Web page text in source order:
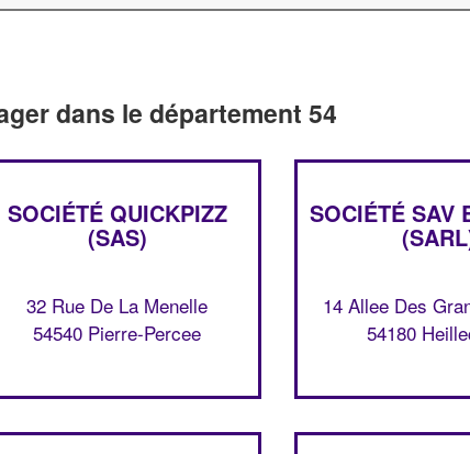
dans le département 54
SOCIÉTÉ QUICKPIZZ
(SAS)
32 Rue De La Menelle
54540 Pierre-Percee
SOCIÉTÉ SAV
14 Allee Des
54180